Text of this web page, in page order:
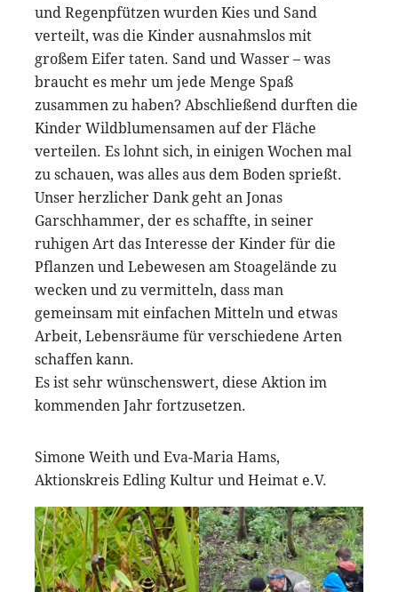
und Regenpfützen wurden Kies und Sand
verteilt, was die Kinder ausnahmslos mit
großem Eifer taten. Sand und Wasser – was
braucht es mehr um jede Menge Spaß
zusammen zu haben? Abschließend durften die
Kinder Wildblumensamen auf der Fläche
verteilen. Es lohnt sich, in einigen Wochen mal
zu schauen, was alles aus dem Boden sprießt.
Unser herzlicher Dank geht an Jonas
Garschhammer, der es schaffte, in seiner
ruhigen Art das Interesse der Kinder für die
Pflanzen und Lebewesen am Stoagelände zu
wecken und zu vermitteln, dass man
gemeinsam mit einfachen Mitteln und etwas
Arbeit, Lebensräume für verschiedene Arten
schaffen kann.
Es ist sehr wünschenswert, diese Aktion im
kommenden Jahr fortzusetzen.
Simone Weith und Eva-Maria Hams,
Aktionskreis Edling Kultur und Heimat e.V.